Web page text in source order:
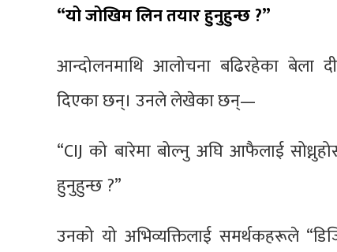
“यो जोखिम लिन तयार हुनुहुन्छ ?”
आन्दोलनमाथि आलोचना बढिरहेका बेला
दिएका छन्। उनले लेखेका छन्—
“CIJ को बारेमा बोल्नु अघि आफैलाई
हुनुहुन्छ ?”
उनको यो अभिव्यक्तिलाई समर्थकहरूले